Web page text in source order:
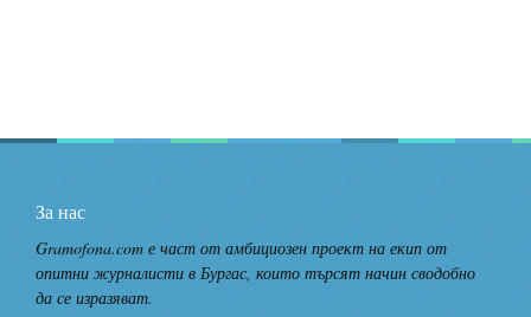
За нас
Gramofona.com е част от амбициозен проект на екип от
опитни журналисти в Бургас, които търсят начин сводобно
да се изразяват.